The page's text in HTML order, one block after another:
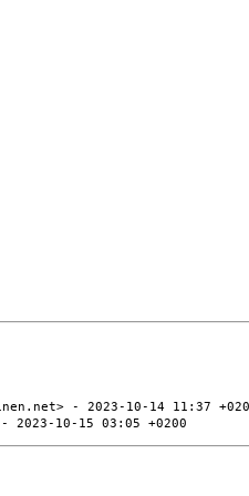
- 2023-10-14 11:37
- 2023-10-15 03:05 +0200